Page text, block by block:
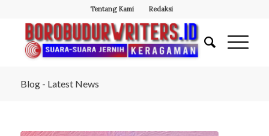
Tentang Kami Redaksi
Blog - Latest News